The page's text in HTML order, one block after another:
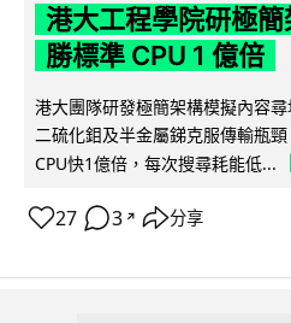
港大工程學院研極
勝標準 CPU 1 億倍
港大團隊研發極簡架構模擬內容
二硫化鉬及半金屬銻克服傳輸瓶
CPU快1億倍，每次搜尋耗能低...
27 3 ↗ 分享